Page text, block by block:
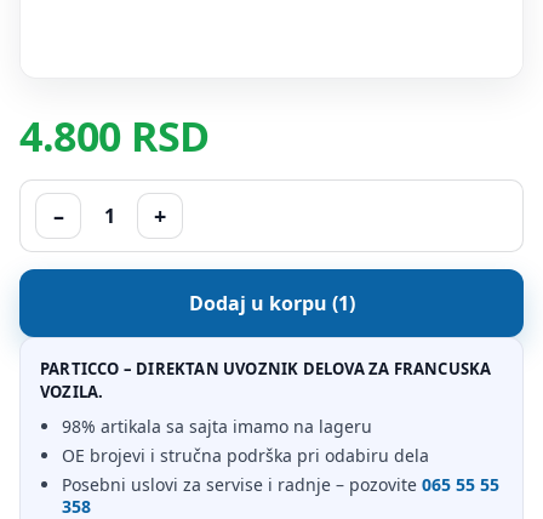
4.800 RSD
– +
Dodaj u korpu (1)
PARTICCO – DIREKTAN UVOZNIK DELOVA ZA FRANCUSKA
VOZILA.
98% artikala sa sajta imamo na lageru
OE brojevi i stručna podrška pri odabiru dela
Posebni uslovi za servise i radnje – pozovite 065 55 55
358